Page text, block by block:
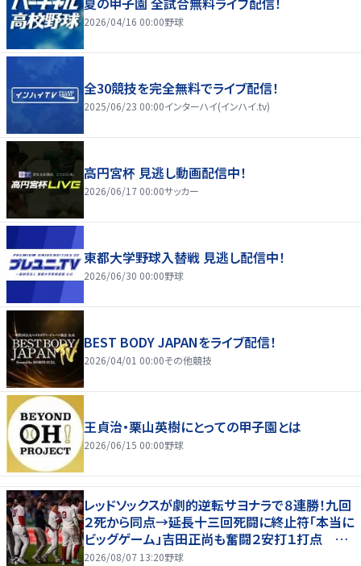
2026/04/16 00:00野球
全30競技を完全無料でライブ配信！
2025/06/23 00:00インターハイ(インハイ.tv)
高円宮杯 見逃し動画配信中！
2026/06/17 00:00サッカー
東都大学野球入替戦 見逃し配信中！
2026/06/30 00:00野球
BEST BODY JAPANをライブ配信！
2026/04/01 00:00その他競技
王貞治・栗山英樹にとっての甲子園とは
2026/06/15 00:00野球
レッドソックスが劇的逆転サヨナラで８連勝！九回
２死から同点→延長十三回死闘に終止符「本当に
ビッグゲーム」吉田正尚も奮闘２安打１打点 本
拠地熱狂
2026/08/07 13:20野球